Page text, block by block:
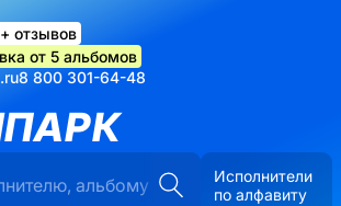
отзывов
от 5 альбомов
8 800 301-64-48
Исполнители
по алфавиту